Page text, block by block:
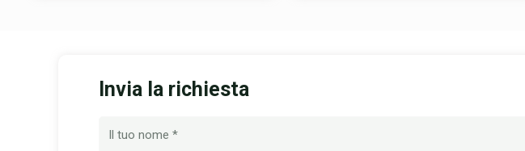
Invia la richiesta